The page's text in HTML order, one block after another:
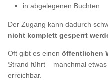
in abgelegenen Buchten
Der Zugang kann dadurch
nicht komplett gesperrt
Oft gibt es einen öffentlichen
Strand führt – manchmal
erreichbar.